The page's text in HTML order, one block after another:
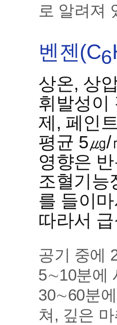
로 알려져
벤젠(C6
상온, 상
휘발성이
제, 페인
평균 5㎍/
영향은
조혈기능
를 들이
따라서
공기 중에
5∼10분에
30∼60분
쳐, 깊은